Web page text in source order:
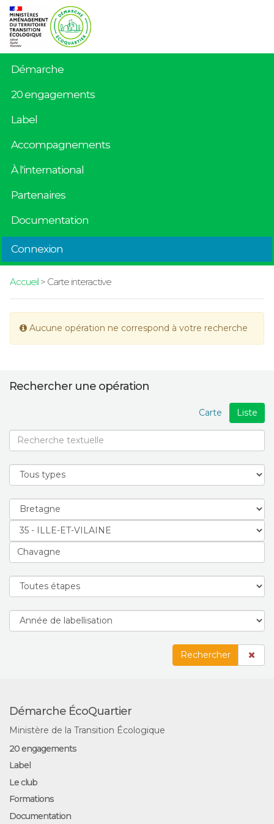
Démarche
20 engagements
Label
Accompagnements
À l'international
Partenaires
Documentation
Connexion
Accueil> Carte interactive
Aucune opération ne correspond à votre recherche
Rechercher une opération
Liste
Carte
Rechercher
Démarche ÉcoQuartier
Ministère de la Transition Écologique
20 engagements
Label
Le club
Formations
Documentation